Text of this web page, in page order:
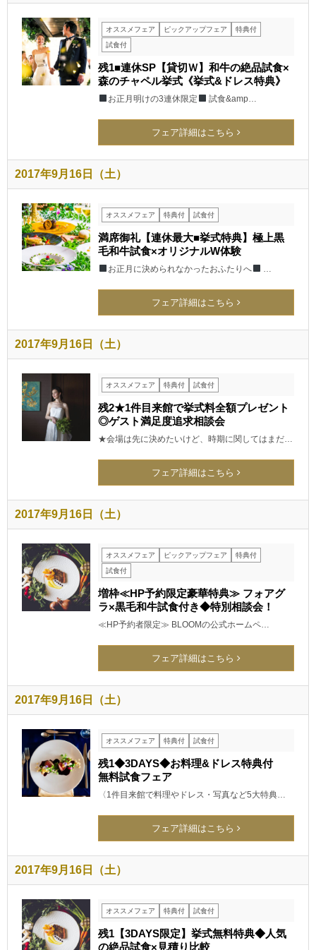
オススメフェア ピックアップフェア
特典付
試食付
残1■連休SP【貸切Ｗ】和牛の絶品試食×
森のチャペル挙式《挙式&ドレス特典》
お正月明けの3連休限定 試食&amp…
フェア詳細はこちら
2017年9月16日（土）
オススメフェア 特典付 試食付
満席御礼【連休最大■挙式特典】極上黒
毛和牛試食×オリジナルW体験
お正月に決められなかったおふたりへ
フェア詳細はこちら
2017年9月16日（土）
オススメフェア 特典付 試食付
残2★1件目来館で挙式料全額プレゼント
◎ゲスト満足度追求相談会
★会場は先に決めたいけど、時期に関してはまだ…
フェア詳細はこちら
2017年9月16日（土）
オススメフェア ピックアップフェア
特典付
試食付
増枠≪HP予約限定豪華特典≫ フォアグ
ラ×黒毛和牛試食付き◆特別相談会！
≪HP予約者限定≫ BLOOMの公式ホームペ…
フェア詳細はこちら
2017年9月16日（土）
オススメフェア 特典付 試食付
残1◆3DAYS◆お料理&ドレス特典付
無料試食フェア
〈1件目来館で料理やドレス・写真など5大特典…
フェア詳細はこちら
2017年9月16日（土）
オススメフェア 特典付 試食付
残1【3DAYS限定】挙式無料特典◆人気
の絶品試食×見積り比較